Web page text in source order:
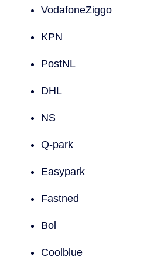
VodafoneZiggo
KPN
PostNL
DHL
NS
Q-park
Easypark
Fastned
Bol
Coolblue